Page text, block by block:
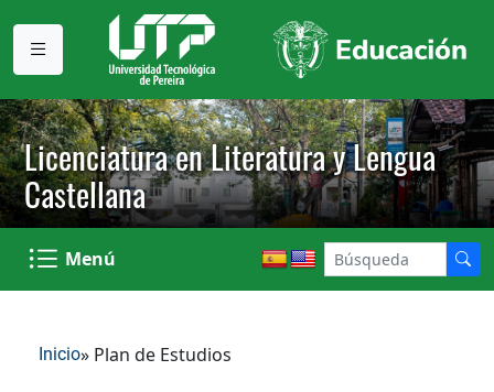
Licenciatura en Literatura y Lengua
Castellana
Menú
Inicio» Plan de Estudios